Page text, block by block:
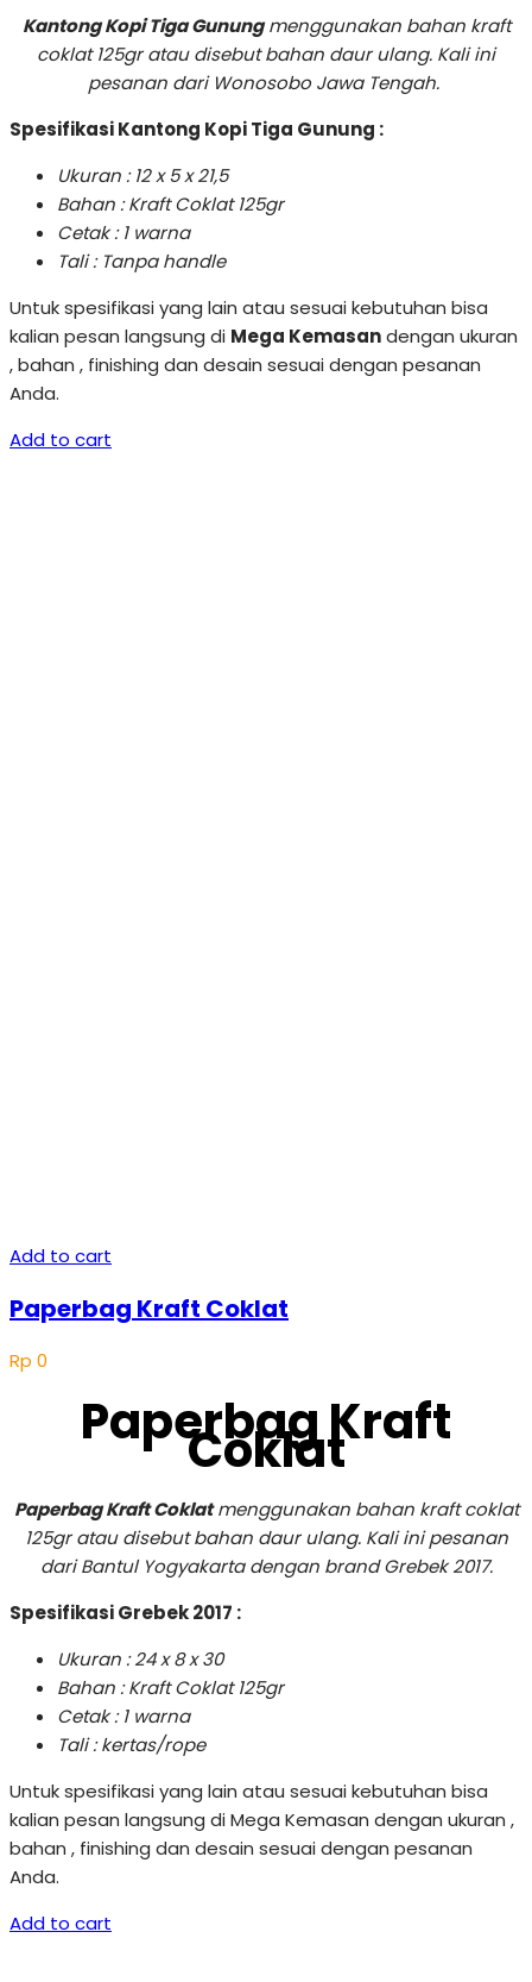
Kantong Kopi Tiga Gunungmenggunakan bahan kraft
coklat 125gr atau disebut bahan daur ulang. Kali ini
pesanan dari Wonosobo Jawa Tengah.
Spesifikasi Kantong Kopi Tiga Gunung :
Ukuran : 12 x 5 x 21,5
Bahan : Kraft Coklat 125gr
Cetak : 1 warna
Tali : Tanpa handle
Untuk spesifikasi yang lain atau sesuai kebutuhan bisa
kalian pesan langsung di Mega Kemasandengan ukuran
, bahan , finishing dan desain sesuai dengan pesanan
Anda.
Add to cart
Add to cart
Paperbag Kraft Coklat
Rp 0
Paperbag Kraft
Coklat
Paperbag Kraft Coklatmenggunakan bahan kraft coklat
125gr atau disebut bahan daur ulang. Kali ini pesanan
dari Bantul Yogyakarta dengan brand Grebek 2017.
Spesifikasi Grebek 2017 :
Ukuran : 24 x 8 x 30
Bahan : Kraft Coklat 125gr
Cetak : 1 warna
Tali : kertas/rope
Untuk spesifikasi yang lain atau sesuai kebutuhan bisa
kalian pesan langsung di Mega Kemasan dengan ukuran ,
bahan , finishing dan desain sesuai dengan pesanan
Anda.
Add to cart